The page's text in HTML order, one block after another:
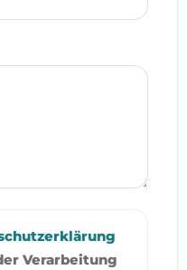
Verarbeitung